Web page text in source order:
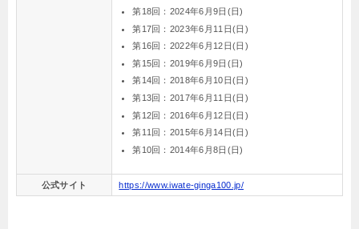
第18回：2024年6月9日(日)
第17回：2023年6月11日(日)
第16回：2022年6月12日(日)
第15回：2019年6月9日(日)
第14回：2018年6月10日(日)
第13回：2017年6月11日(日)
第12回：2016年6月12日(日)
第11回：2015年6月14日(日)
第10回：2014年6月8日(日)
公式サイト https://www.iwate-ginga100.jp/